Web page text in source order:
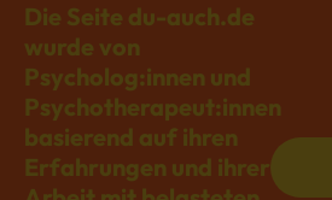
Die Seite du-auch.de
wurde von
Psycholog:innen und
Psychotherapeut:innen
basierend auf ihren
Erfahrungen und ihrer